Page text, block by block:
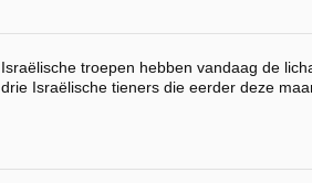
Israëlische troepen hebben vandaag de
drie Israëlische tieners die eerder deze